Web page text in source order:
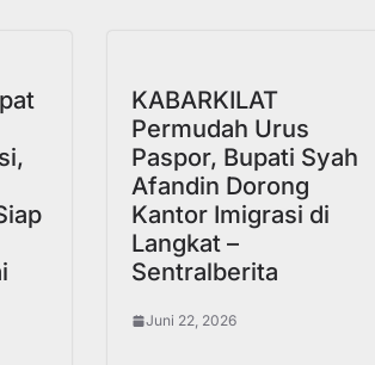
KABARKILAT
Permudah Urus
Paspor, Bupati Syah
Afandin Dorong
Kantor Imigrasi di
Langkat –
Sentralberita
Juni 22, 2026